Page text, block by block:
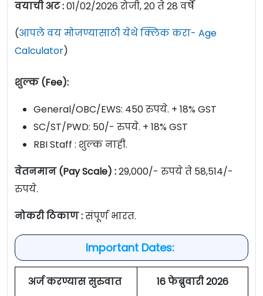
वयाची अट :01/02/2026 रोजी, 20 ते 28 वर्षे
(आपले वय मोजण्यासाठी येथे क्लिक करा- Age
Calculator)
शुल्क (Fee):
General/OBC/EWS: 450 रुपये. + 18% GST
SC/ST/PWD: 50/- रुपये. + 18% GST
RBI Staff : शुल्क नाही.
वेतनमान (Pay Scale) :29,000/- रुपये ते 58,514/-
रुपये.
नोकरी ठिकाण :संपूर्ण भारत.
Important Dates:
अर्ज करण्यास सुरुवात 16 फेब्रुवारी 2026